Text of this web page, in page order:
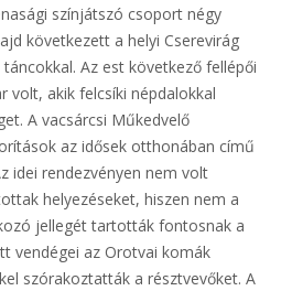
színjátszó csoport négy
következett a helyi Cserevirág
Az est következő fellépői
volt, akik felcsíki népdalokkal
A vacsárcsi Műkedvelő
az idősek otthonában című
idei rendezvényen nem volt
helyezéseket, hiszen nem a
jellegét tartották fontosnak a
vendégei az Orotvai komák
szórakoztatták a résztvevőket. A